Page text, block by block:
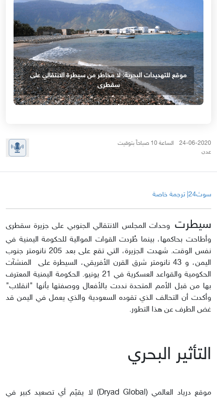
موقع للتهديدات البحرية: لا مخاطر من سيطرة الانتقالي على
سقطرى
24-06-2020 الساعة 10 صباحاً بتوقيت
عدن
سوث24| ترجمة خاصة
سيطرت وحدات المجلس الانتقالي الجنوبي على جزيرة سقطرى
وأطاحت بحاكمها، بينما طُردت القوات الموالية للحكومة اليمنية في
نفس الوقت. شهدت الجزيرة، التي تقع على بعد 205 نانومتر جنوب
اليمن، و 43 نانومتر شرق القرن الأفريقي، السيطرة على المنشآت
الحكومية والقواعد العسكرية في 21 يونيو. الحكومة اليمنية المعترف
بها من قبل الأمم المتحدة نددت بالأفعال ووصفتها بأنها "انقلاب"
وأكدت أن التحالف الذي تقوده السعودية والذي يعمل في اليمن قد
غض الطرف عن هذا التطور.
التأثير البحري
موقع درياد العالمي (Dryad Global) لا يقيّم أي تصعيد كبير في